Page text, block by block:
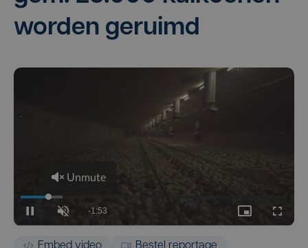
wor­den geruimd
Embed video Bestel reportage